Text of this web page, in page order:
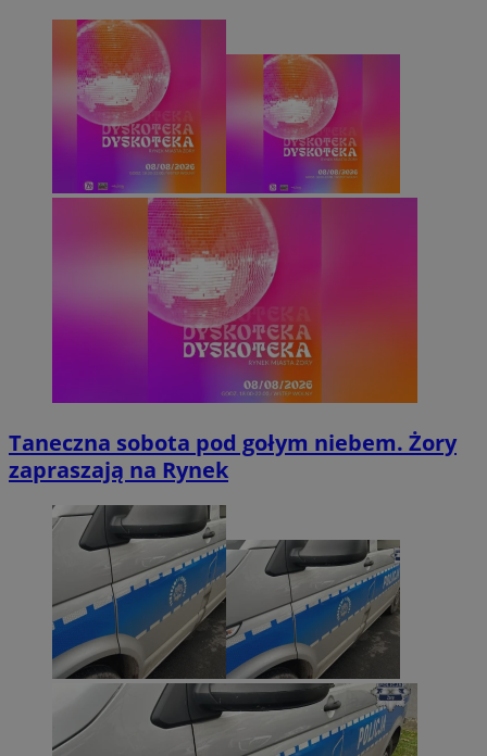
Taneczna sobota pod gołym niebem. Żory
zapraszają na Rynek